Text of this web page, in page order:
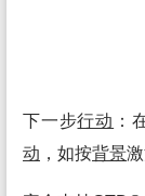
下一步行动 ：
动 ，如按背景